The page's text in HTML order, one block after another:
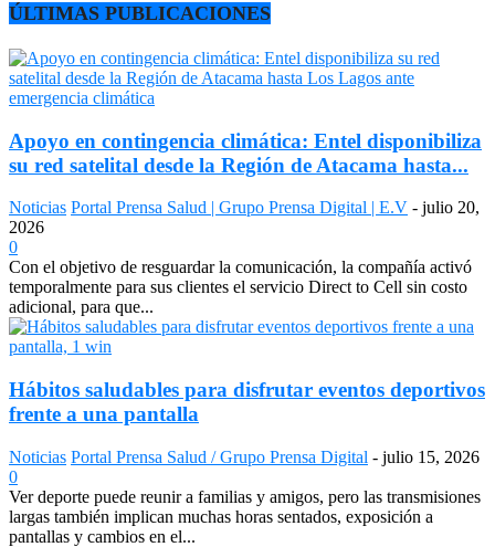
ÚLTIMAS PUBLICACIONES
Apoyo en contingencia climática: Entel disponibiliza
su red satelital desde la Región de Atacama hasta...
Noticias Portal Prensa Salud | Grupo Prensa Digital | E.V - julio 20,
2026
0
Con el objetivo de resguardar la comunicación, la compañía activó
temporalmente para sus clientes el servicio Direct to Cell sin costo
adicional, para que...
Hábitos saludables para disfrutar eventos deportivos
frente a una pantalla
Noticias Portal Prensa Salud / Grupo Prensa Digital - julio 15, 2026
0
Ver deporte puede reunir a familias y amigos, pero las transmisiones
largas también implican muchas horas sentados, exposición a
pantallas y cambios en el...